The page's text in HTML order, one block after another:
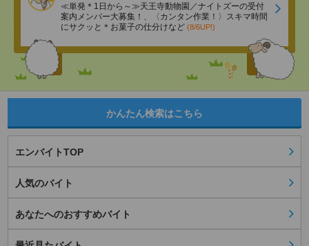
≪単発＊1日から～≫天王寺動物園／ナイトズーの受付
案内メンバー大募集！、〈カンタン作業！〉スキマ時間
にサクッと＊お菓子の仕分けなど (8/6UP!)
かんたん検索はこちら
エンバイトTOP
人気のバイト
あなたへのおすすめバイト